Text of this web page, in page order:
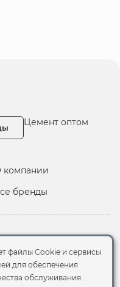
Цемент оптом
компании
бренды
файлы Cookie и сервисы
для обеспечения
обслуживания.